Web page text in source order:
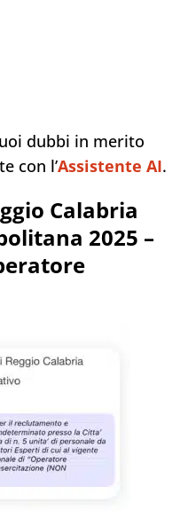
dubbi in merito
con l’Assistente AI.
Calabria
2025 –